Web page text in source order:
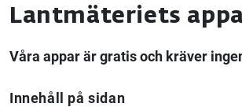
Lantmäteriets
Våra appar är gratis och kräver
Innehåll på sidan